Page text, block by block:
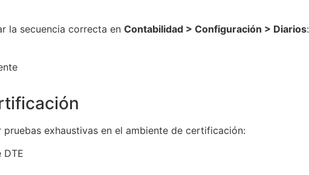
la secuencia correcta en Contabilidad > Configuración > Diarios:
exhaustivas en el ambiente de certificación: